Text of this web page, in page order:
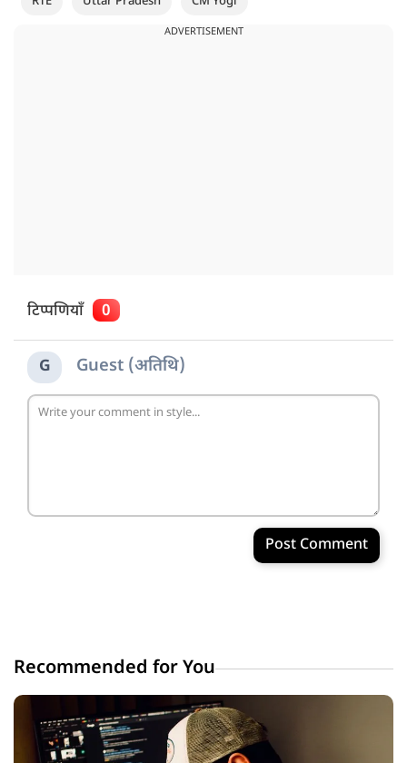
ADVERTISEMENT
टिप्पणियाँ 0
G Guest (अतिथि)
Post Comment
Recommended for You